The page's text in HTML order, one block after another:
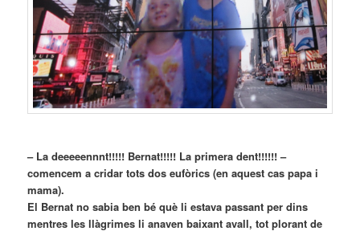
– La deeeeennnt!!!!! Bernat!!!!! La primera dent!!!!!! –
comencem a cridar tots dos eufòrics (en aquest cas papa i
mama).
El Bernat no sabia ben bé què li estava passant per dins
mentres les llàgrimes li anaven baixant avall, tot plorant de